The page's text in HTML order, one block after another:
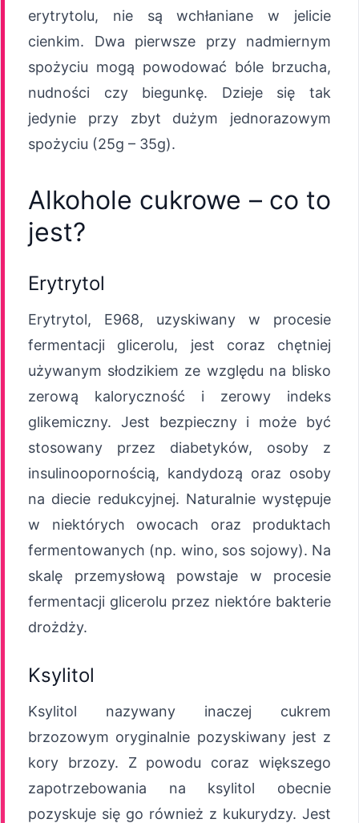
erytrytolu, nie są wchłaniane w jelicie
cienkim. Dwa pierwsze przy nadmiernym
spożyciu mogą powodować bóle brzucha,
nudności czy biegunkę. Dzieje się tak
jedynie przy zbyt dużym jednorazowym
spożyciu (25g – 35g).
Alkohole cukrowe – co to
jest?
Erytrytol
Erytrytol, E968, uzyskiwany w procesie
fermentacji glicerolu, jest coraz chętniej
używanym słodzikiem ze względu na blisko
zerową kaloryczność i zerowy indeks
glikemiczny. Jest bezpieczny i może być
stosowany przez diabetyków, osoby z
insulinoopornością, kandydozą oraz osoby
na diecie redukcyjnej. Naturalnie występuje
w niektórych owocach oraz produktach
fermentowanych (np. wino, sos sojowy). Na
skalę przemysłową powstaje w procesie
fermentacji glicerolu przez niektóre bakterie
drożdży.
Ksylitol
Ksylitol nazywany inaczej cukrem
brzozowym oryginalnie pozyskiwany jest z
kory brzozy. Z powodu coraz większego
zapotrzebowania na ksylitol obecnie
pozyskuje się go również z kukurydzy. Jest